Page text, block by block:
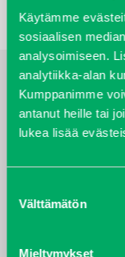
Käytämme
sosiaalisen
analysoimiseen.
analytiikka-alan
Kumppanimme
antanut heille tai
lukea lisää
valinta
Välttämätön
Mieltymykset